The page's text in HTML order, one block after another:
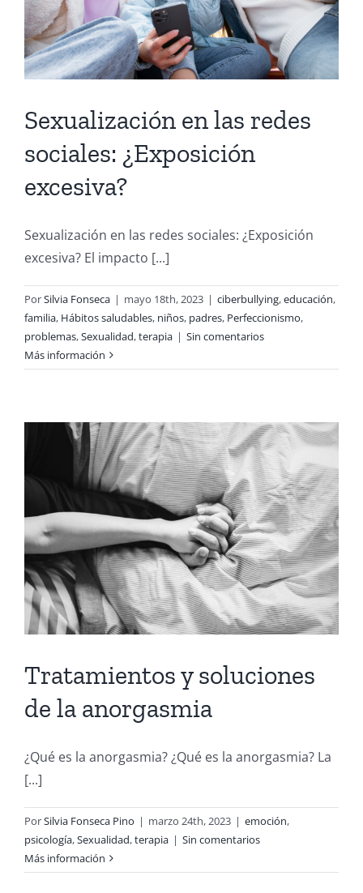
Sexualización en las redes
sociales: ¿Exposición
excesiva?
Sexualización en las redes sociales: ¿Exposición
excesiva? El impacto [...]
PorSilvia Fonseca | mayo 18th, 2023 | ciberbullying,educación,
familia, Hábitos saludables, niños, padres, Perfeccionismo,
problemas,Sexualidad,terapia | Sin comentarios
Más información
Tratamientos y soluciones
de la anorgasmia
¿Qué es la anorgasmia? ¿Qué es la anorgasmia? La
[...]
PorSilvia Fonseca Pino | marzo 24th, 2023 | emoción,
psicología,Sexualidad,terapia | Sin comentarios
Más información